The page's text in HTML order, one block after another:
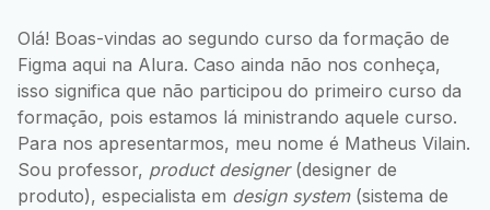
Olá! Boas-vindas ao segundo curso da formação de
Figma aqui na Alura. Caso ainda não nos conheça,
isso significa que não participou do primeiro curso da
formação, pois estamos lá ministrando aquele curso.
Para nos apresentarmos, meu nome é Matheus Vilain.
Sou professor, product designer(designer de
produto), especialista em design system(sistema de